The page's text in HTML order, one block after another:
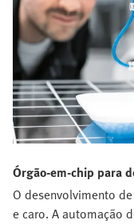
Órgão‑em-chip para
O desenvolvimento
e caro. A automação